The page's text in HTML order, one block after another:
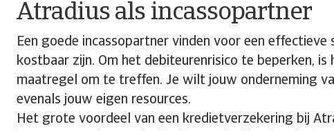
Atradius als incassopartner
Een goede incassopartner vinden voor een
kostbaar zijn. Om het debiteurenrisico te beperken, is
maatregel om te treffen. Je wilt jouw onderneming
evenals jouw eigen resources.
Het grote voordeel van een kredietverzekering bij